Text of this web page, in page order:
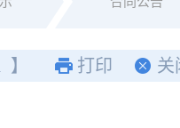
】 打印 关